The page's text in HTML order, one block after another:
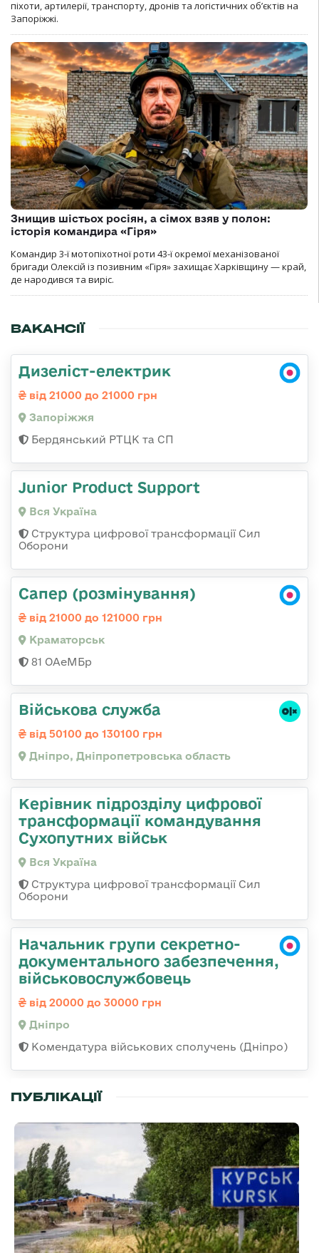
піхоти, артилерії, транспорту, дронів та логістичних об’єктів на
Запоріжжі.
Знищив шістьох росіян, а сімох взяв у полон:
історія командира «Гіря»
Командир 3-ї мотопіхотної роти 43-ї окремої механізованої
бригади Олексій із позивним «Гіря» захищає Харківщину — край,
де народився та виріс.
ВАКАНСІЇ
Дизеліст-електрик
від 21000 до 21000 грн
Запоріжжя
Бердянський РТЦК та СП
Junior Product Support
Вся Україна
Структура цифрової трансформації Сил
Оборони
Сапер (розмінування)
від 21000 до 121000 грн
Краматорськ
81 ОАеМБр
Військова служба
від 50100 до 130100 грн
Дніпро, Дніпропетровська область
Керівник підрозділу цифрової
трансформації командування
Сухопутних військ
Вся Україна
Структура цифрової трансформації Сил
Оборони
Начальник групи секретно-
документального забезпечення,
військовослужбовець
від 20000 до 30000 грн
Дніпро
Комендатура військових сполучень (Дніпро)
ПУБЛІКАЦІЇ